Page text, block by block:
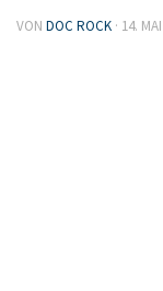
VON DOC ROCK · 14.